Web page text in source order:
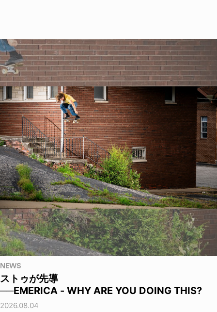
NEWS
ストゥが先導
──EMERICA - WHY ARE YOU DOING THIS?
2026.08.04